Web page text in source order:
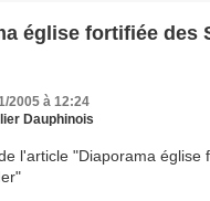
église fortifiée des
2005 à 12:24
Dauphinois